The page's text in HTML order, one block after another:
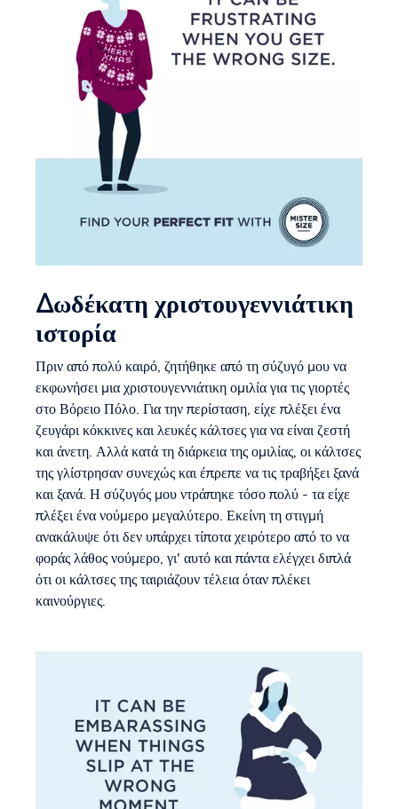
Δωδέκατη χριστουγεννιάτικη
ιστορία
Πριν από πολύ καιρό, ζητήθηκε από τη σύζυγό μου να
εκφωνήσει μια χριστουγεννιάτικη ομιλία για τις γιορτές
στο Βόρειο Πόλο. Για την περίσταση, είχε πλέξει ένα
ζευγάρι κόκκινες και λευκές κάλτσες για να είναι ζεστή
και άνετη. Αλλά κατά τη διάρκεια της ομιλίας, οι κάλτσες
της γλίστρησαν συνεχώς και έπρεπε να τις τραβήξει ξανά
και ξανά. Η σύζυγός μου ντράπηκε τόσο πολύ - τα είχε
πλέξει ένα νούμερο μεγαλύτερο. Εκείνη τη στιγμή
ανακάλυψε ότι δεν υπάρχει τίποτα χειρότερο από το να
φοράς λάθος νούμερο, γι' αυτό και πάντα ελέγχει διπλά
ότι οι κάλτσες της ταιριάζουν τέλεια όταν πλέκει
καινούργιες.